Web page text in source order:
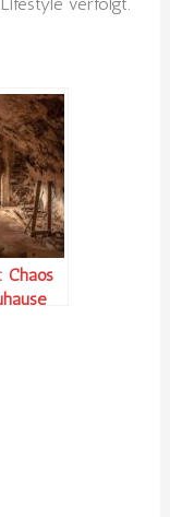
Chaos